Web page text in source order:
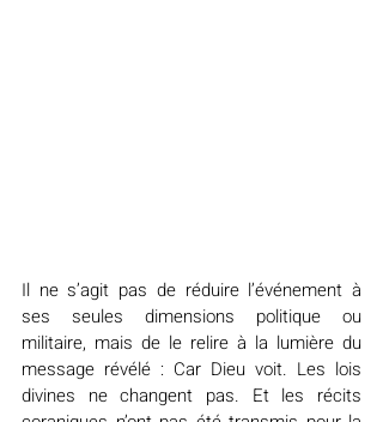
Il ne s’agit pas de réduire l’événement à
ses seules dimensions politique ou
militaire, mais de le relire à la lumière du
message révélé : Car Dieu voit. Les lois
divines ne changent pas. Et les récits